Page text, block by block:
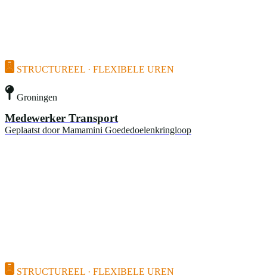
STRUCTUREEL · FLEXIBELE UREN
Groningen
Medewerker Transport
Geplaatst door Mamamini Goededoelenkringloop
STRUCTUREEL · FLEXIBELE UREN